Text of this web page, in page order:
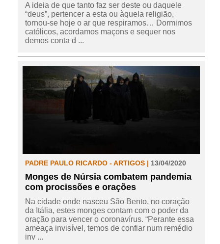
A ideia de que tanto faz ser deste ou daquele
“deus”, pertencer a esta ou àquela religião,
tornou-se hoje o ar que respiramos… Dormimos
católicos, acordamos maçons e sequer nos
demos conta d ...
PADRE PAULO RICARDO - ARTIGOS | 13/04/2020
Monges de Núrsia combatem pandemia
com procissões e orações
Na cidade onde nasceu São Bento, no coração
da Itália, estes monges contam com o poder da
oração para vencer o coronavírus. “Perante essa
ameaça invisível, temos de confiar num remédio
inv ...